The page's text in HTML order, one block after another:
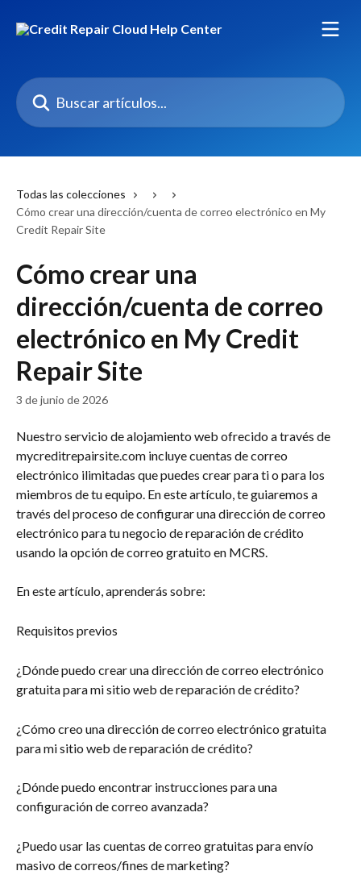
Buscar artículos...
Todas las colecciones
Cómo crear una dirección/cuenta de correo electrónico en My
Credit Repair Site
Cómo crear una
dirección/cuenta de correo
electrónico en My Credit
Repair Site
3 de junio de 2026
Nuestro servicio de alojamiento web ofrecido a través de
mycreditrepairsite.com incluye cuentas de correo
electrónico ilimitadas que puedes crear para ti o para los
miembros de tu equipo. En este artículo, te guiaremos a
través del proceso de configurar una dirección de correo
electrónico para tu negocio de reparación de crédito
usando la opción de correo gratuito en MCRS.
En este artículo, aprenderás sobre:
Requisitos previos
¿Dónde puedo crear una dirección de correo electrónico
gratuita para mi sitio web de reparación de crédito?
¿Cómo creo una dirección de correo electrónico gratuita
para mi sitio web de reparación de crédito?
¿Dónde puedo encontrar instrucciones para una
configuración de correo avanzada?
¿Puedo usar las cuentas de correo gratuitas para envío
masivo de correos/fines de marketing?